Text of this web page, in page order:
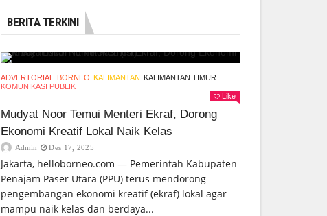
BERITA TERKINI
ADVERTORIAL BORNEO KALIMANTAN KALIMANTAN TIMUR
KOMUNIKASI PUBLIK
Like
Mudyat Noor Temui Menteri Ekraf, Dorong
Ekonomi Kreatif Lokal Naik Kelas
Admin Des 17, 2025
Jakarta, helloborneo.com — Pemerintah Kabupaten
Penajam Paser Utara (PPU) terus mendorong
pengembangan ekonomi kreatif (ekraf) lokal agar
mampu naik kelas dan berdaya...